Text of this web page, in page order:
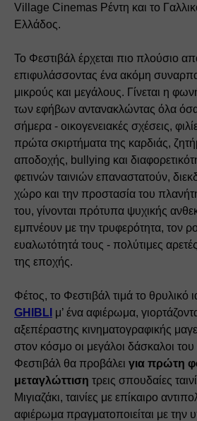
Village Cinemas Ρέντη και το
Ελλάδος.
Το Φεστιβάλ έρχεται πιο πλούσιο
επιφυλάσσοντας ένα ακόμη
μικρούς και μεγάλους. Γίνεται η
των εφήβων αντανακλώντας όλα
σήμερα - οικογενειακές σχέσεις,
πρώτα σκιρτήματα της καρδιάς,
αποδοχής, bullying και
φετινών ταινιών επαναστατούν,
χώρο και την προστασία του
του, γίνονται πρότυπα ψυχικής
εμπνέουν με την τρυφερότητα, τον
ευαλωτότητά τους - πολύτιμες
της εποχής.
Φέτος, το Φεστιβάλ τιμά το θρυλικό
GHIBLI μ’ ένα αφιέρωμα,
αξεπέραστης κινηματογραφικής
στον κόσμο οι μεγάλοι δάσκαλοι
Φεστιβάλ θα προβάλει για πρώτη
μεταγλώττιση τρεις σπουδαίες
Μιγιαζάκι, ταινίες με επίκαιρο
αφιέρωμα πραγματοποιείται με την